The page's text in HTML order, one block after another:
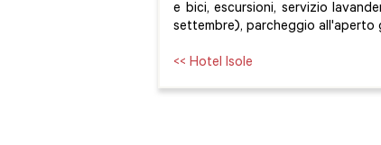
e bici, escursioni, servizio
settembre), parcheggio all'aperto
<< Hotel Isole